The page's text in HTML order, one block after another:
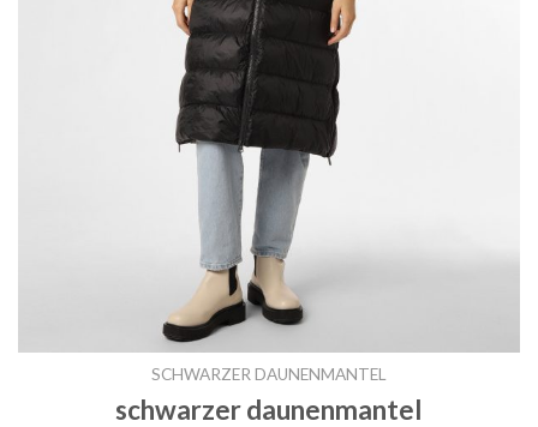
SCHWARZER DAUNENMANTEL
schwarzer daunenmantel